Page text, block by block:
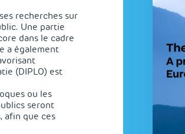
recherches sur
Une partie
dans le cadre
a également
(DIPLO) est
ou les
seront
afin que ces